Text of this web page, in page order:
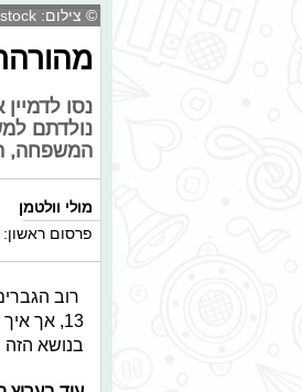
© צילום: shutterstock
נסו
נולדתם
המשפחה,
מולי וולטמן
פרסום ראשון: 31/08/2018, 16:30
רוב
13, אך
בנושא הזה